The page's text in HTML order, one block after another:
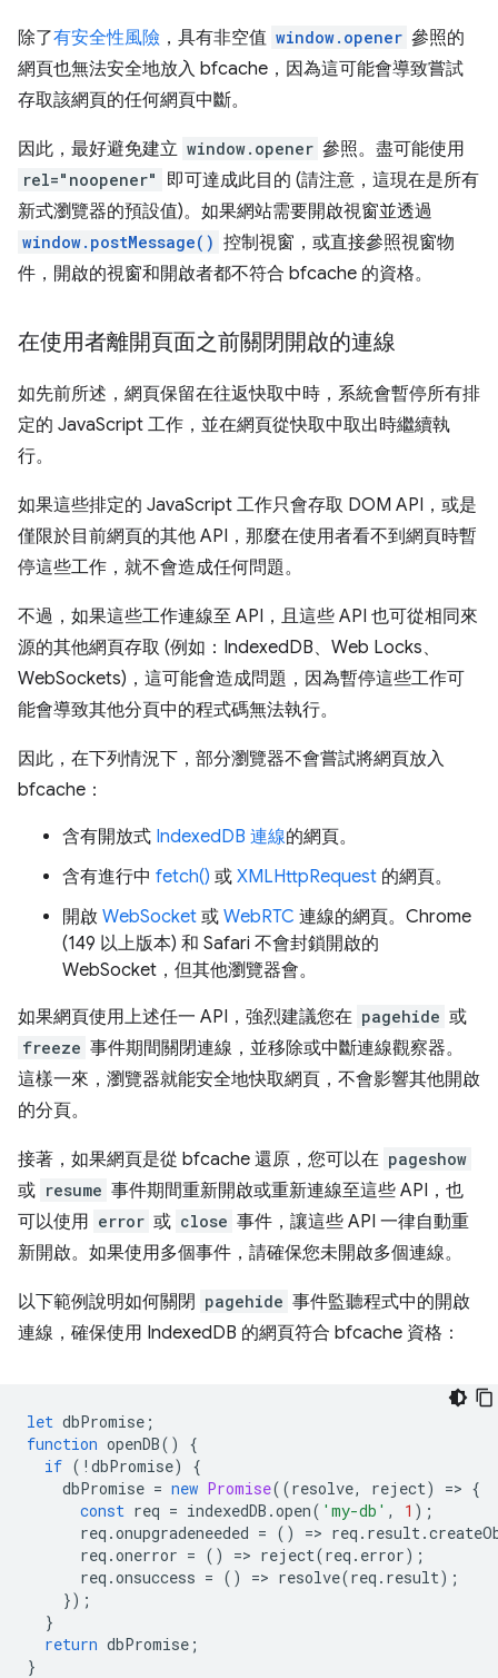
除了有安全性風險 ，具有非空值 window.opener 參照的
網頁也無法安全地放入 bfcache，因為這可能會導致嘗試
存取該網頁的任何網頁中斷。
因此，最好避免建立 window.opener 參照。盡可能使用
rel="noopener"
即可達成此目的 (請注意，這現在是所有
新式瀏覽器的預設值)。如果網站需要開啟視窗並透過
window.postMessage() 控制視窗，或直接參照視窗物
件，開啟的視窗和開啟者都不符合 bfcache 的資格。
在使用者離開頁面之前關閉開啟的連線
如先前所述，網頁保留在往返快取中時，系統會暫停所有排
定的 JavaScript 工作，並在網頁從快取中取出時繼續執
行。
如果這些排定的 JavaScript 工作只會存取 DOM API，或是
僅限於目前網頁的其他 API，那麼在使用者看不到網頁時暫
停這些工作，就不會造成任何問題。
不過，如果這些工作連線至 API，且這些 API 也可從相同來
源的其他網頁存取 (例如：IndexedDB、Web Locks、
WebSockets)，這可能會造成問題，因為暫停這些工作可
能會導致其他分頁中的程式碼無法執行。
因此，在下列情況下，部分瀏覽器不會嘗試將網頁放入
bfcache：
含有開放式 IndexedDB 連線的網頁。
含有進行中 fetch() 或 XMLHttpRequest 的網頁。
開啟 WebSocket 或 WebRTC 連線的網頁。Chrome
(149 以上版本) 和 Safari 不會封鎖開啟的
WebSocket，但其他瀏覽器會。
如果網頁使用上述任一 API，強烈建議您在 pagehide 或
freeze 事件期間關閉連線，並移除或中斷連線觀察器。
這樣一來，瀏覽器就能安全地快取網頁，不會影響其他開啟
的分頁。
接著，如果網頁是從 bfcache 還原，您可以在 pageshow
或 resume 事件期間重新開啟或重新連線至這些 API，也
可以使用 error 或 close 事件，讓這些 API 一律自動重
新開啟。如果使用多個事件，請確保您未開啟多個連線。
以下範例說明如何關閉 pagehide 事件監聽程式中的開啟
連線，確保使用 IndexedDB 的網頁符合 bfcache 資格：
let dbPromise ;
function openDB()
{
if ( ! dbPromise)
{
dbPromise = new Promise((resolve, reject) => {
const req = indexedDB .open( 'my-db' , 1 );
req .onupgradeneeded = () => req . result.
req .onerror = () => reject(req . error);
req .onsuccess = () => resolve(req . result);
});
}
return dbPromise ;
}